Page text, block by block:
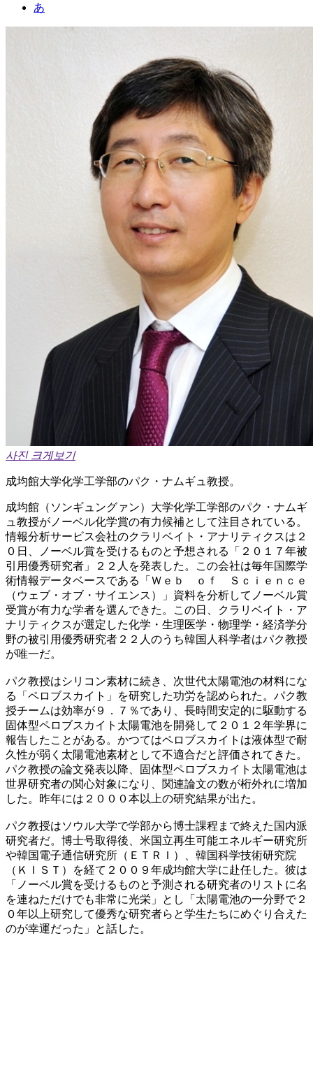
あ
사진 크게보기
成均館大学化学工学部のパク・ナムギュ教授。
成均館（ソンギュングァン）大学化学工学部のパク・ナムギ
ュ教授がノーベル化学賞の有力候補として注目されている。
情報分析サービス会社のクラリベイト・アナリティクスは２
０日、ノーベル賞を受けるものと予想される「２０１７年被
引用優秀研究者」２２人を発表した。この会社は毎年国際学
術情報データベースである「Ｗｅｂ ｏｆ Ｓｃｉｅｎｃｅ
（ウェブ・オブ・サイエンス）」資料を分析してノーベル賞
受賞が有力な学者を選んできた。この日、クラリベイト・ア
ナリティクスが選定した化学・生理医学・物理学・経済学分
野の被引用優秀研究者２２人のうち韓国人科学者はパク教授
が唯一だ。
パク教授はシリコン素材に続き、次世代太陽電池の材料にな
る「ペロブスカイト」を研究した功労を認められた。パク教
授チームは効率が９．７％であり、長時間安定的に駆動する
固体型ペロブスカイト太陽電池を開発して２０１２年学界に
報告したことがある。かつてはペロブスカイトは液体型で耐
久性が弱く太陽電池素材として不適合だと評価されてきた。
パク教授の論文発表以降、固体型ペロブスカイト太陽電池は
世界研究者の関心対象になり、関連論文の数が桁外れに増加
した。昨年には２０００本以上の研究結果が出た。
パク教授はソウル大学で学部から博士課程まで終えた国内派
研究者だ。博士号取得後、米国立再生可能エネルギー研究所
や韓国電子通信研究所（ＥＴＲＩ）、韓国科学技術研究院
（ＫＩＳＴ）を経て２００９年成均館大学に赴任した。彼は
「ノーベル賞を受けるものと予測される研究者のリストに名
を連ねただけでも非常に光栄」とし「太陽電池の一分野で２
０年以上研究して優秀な研究者らと学生たちにめぐり合えた
のが幸運だった」と話した。